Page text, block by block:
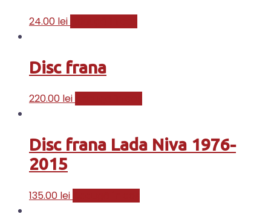
24.00 lei
Disc frana
220.00 lei
Disc frana Lada Niva 1976-
2015
135.00 lei